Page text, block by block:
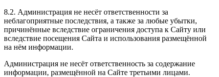
8.2. Администрация не несёт ответственности за
неблагоприятные последствия, а также за любые убытки,
причинённые вследствие ограничения доступа к Сайту или
вследствие посещения Сайта и использования размещённой
на нём информации.
Администрация не несёт ответственность за содержание
информации, размещённой на Сайте третьими лицами.